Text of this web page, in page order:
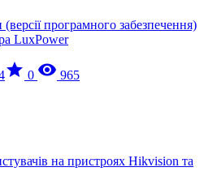
програмного забезпечення)
LuxPower
star 0 visibility 965
на пристроях Hikvision та